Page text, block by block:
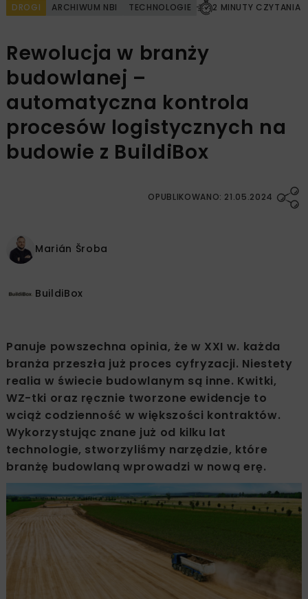
DROGI ARCHIWUM NBI TECHNOLOGIE 2 MINUTY CZYTANIA
Rewolucja w branży
budowlanej –
automatyczna kontrola
procesów logistycznych na
budowie z BuildiBox
OPUBLIKOWANO: 21.05.2024
Marián Šroba
BuildiBox
Panuje powszechna opinia, że w XXI w. każda
branża przeszła już proces cyfryzacji. Niestety
realia w świecie budowlanym są inne. Kwitki,
WZ-tki oraz ręcznie tworzone ewidencje to
wciąż codzienność w większości kontraktów.
Wykorzystując znane już od kilku lat
technologie, stworzyliśmy narzędzie, które
branżę budowlaną wprowadzi w nową erę.